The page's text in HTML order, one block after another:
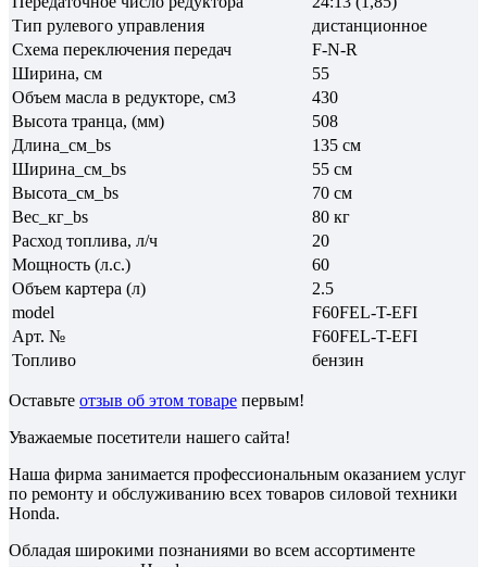
Тип рулевого управления
дистанционное
Схема переключения передач
F-N-R
Ширина, см
55
Объем масла в редукторе, см3
430
Высота транца, (мм)
508
Длина_см_bs
135 см
Ширина_см_bs
55 см
Высота_см_bs
70 см
Вес_кг_bs
80 кг
Расход топлива, л/ч
20
Мощность (л.с.)
60
Объем картера (л)
2.5
model
F60FEL-T-EFI
Арт. №
F60FEL-T-EFI
Топливо
бензин
Оставьте отзыв об этом товаре первым!
Уважаемые посетители нашего сайта!
Наша фирма занимается профессиональным оказанием услуг
по ремонту и обслуживанию всех товаров силовой техники
Honda.
Обладая широкими познаниями во всем ассортименте